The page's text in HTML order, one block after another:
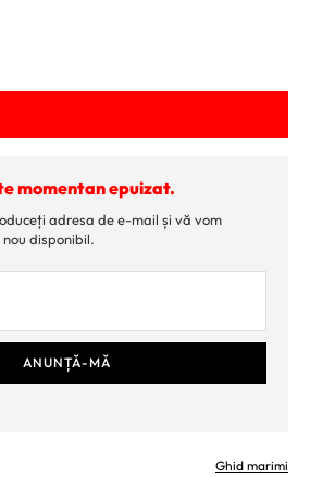
momentan epuizat.
adresa de e-mail și vă vom
disponibil.
Ghid marimi